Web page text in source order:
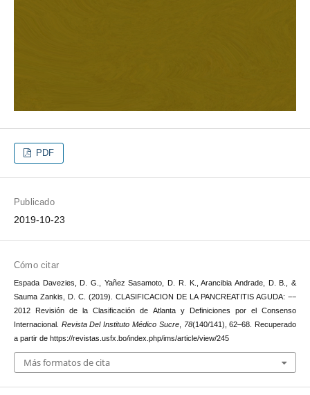
PDF
Publicado
2019-10-23
Cómo citar
Espada Davezies, D. G., Yañez Sasamoto, D. R. K., Arancibia Andrade, D. B., &
Sauma Zankis, D. C. (2019). CLASIFICACION DE LA PANCREATITIS AGUDA: −−
2012 Revisión de la Clasificación de Atlanta y Definiciones por el Consenso
Internacional. Revista Del Instituto Médico Sucre, 78(140/141), 62–68. Recuperado
a partir de https://revistas.usfx.bo/index.php/ims/article/view/245
Más formatos de cita